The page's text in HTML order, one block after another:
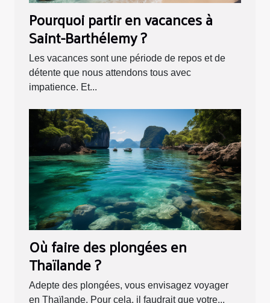
Pourquoi partir en vacances à
Saint-Barthélemy ?
Les vacances sont une période de repos et de
détente que nous attendons tous avec
impatience. Et...
Où faire des plongées en
Thaïlande ?
Adepte des plongées, vous envisagez voyager
en Thaïlande. Pour cela, il faudrait que votre...